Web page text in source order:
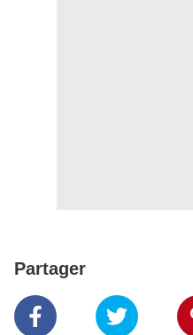
Partager